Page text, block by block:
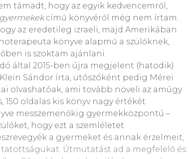
támadt, hogy az egyik kedvencemről,
című könyvéről még nem írtam.
az eredetileg izraeli, majd Amerikában
könyve alapmű a szülőknek,
is szoktam ajánlani.
által 2015-ben újra megjelent (hatodik)
Sándor írta, utószóként pedig Mérei
olvashatóak, ami tovább növeli az amúgy
150 oldalas kis könyv nagy értékét.
messzemenőkig gyermekközpontú –
hogy ezt a szemléletet
a gyermeket és annak érzelmeit,
Útmutatást ad a megfelelő és